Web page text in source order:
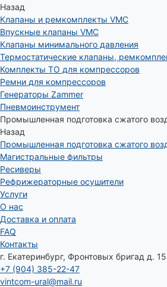
Назад
Клапаны и ремкомплекты VMC
Впускные клапаны VMC
Клапаны минимального давления
Термостатические клапаны,
Комплекты ТО для компрессоров
Ремни для компрессоров
Генераторы Zammer
Пневмоинструмент
Промышленная подготовка сжатого
Назад
Промышленная подготовка сжатого
Магистральные фильтры
Ресиверы
Рефрижераторные осушители
Услуги
О нас
Доставка и оплата
FAQ
Контакты
г. Екатеринбург, Фронтовых бригад д.
+7 (904) 385-22-47
vintcom-ural@mail.ru